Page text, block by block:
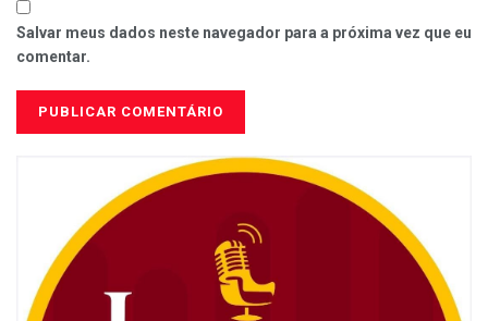
Salvar meus dados neste navegador para a próxima vez que eu
comentar.